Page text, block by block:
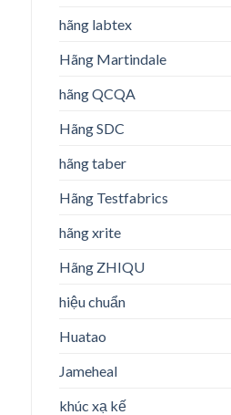
hãng labtex
Hãng Martindale
hãng QCQA
Hãng SDC
hãng taber
Hãng Testfabrics
hãng xrite
Hãng ZHIQU
hiệu chuẩn
Huatao
Jameheal
khúc xạ kế